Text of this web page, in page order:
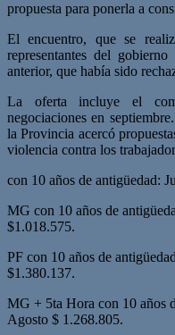
propuesta para ponerla a
El encuentro, que se
representantes del
anterior, que había sido
La oferta incluye el
negociaciones en
la Provincia acercó
violencia contra los
con 10 años de antigüedad:
MG con 10 años de
$1.018.575.
PF con 10 años de
$1.380.137.
MG + 5ta Hora con 10 años
Agosto $ 1.268.805.